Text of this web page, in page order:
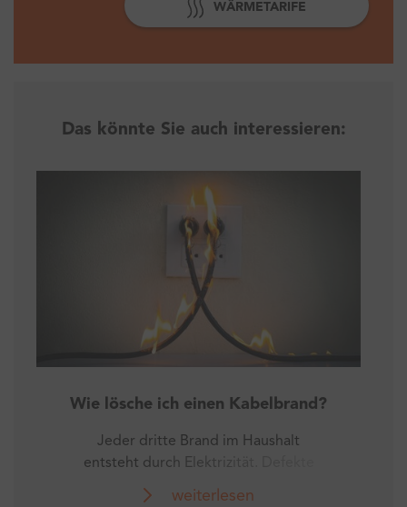
WÄRMETARIFE
Das könnte Sie auch interessieren:
Wie lösche ich einen Kabelbrand?
Jeder dritte Brand im Haushalt
entsteht durch Elektrizität. Defekte
Kabel und andere elektronische
weiterlesen